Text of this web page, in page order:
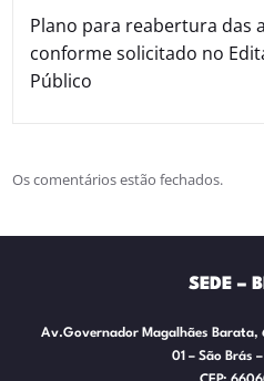
Plano para reabertura das
conforme solicitado no
Público
Os comentários estão fechados.
SEDE –
Av.Governador Magalhães Barata,
01 – São Brás